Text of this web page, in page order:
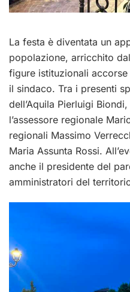
La festa è diventata un
popolazione, arricchito
figure istituzionali
il sindaco. Tra i presenti
dell’Aquila Pierluigi
l’assessore regionale
regionali Massimo
Maria Assunta Rossi.
anche il presidente del
amministratori del